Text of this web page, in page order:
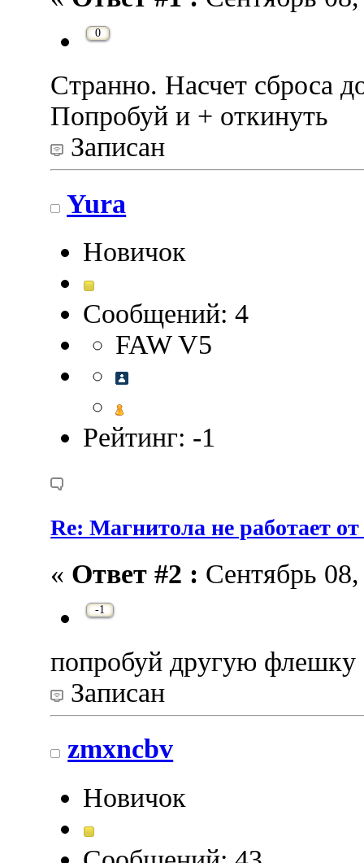
0
Странно. Насчет сброса
Попробуй и + откинуть
Записан
Yura
Новичок
Сообщений: 4
FAW V5
Рейтинг: -1
Re: Магнитола не работает
« Ответ #2 : Сентябрь
-1
попробуй другую флешку
Записан
zmxncbv
Новичок